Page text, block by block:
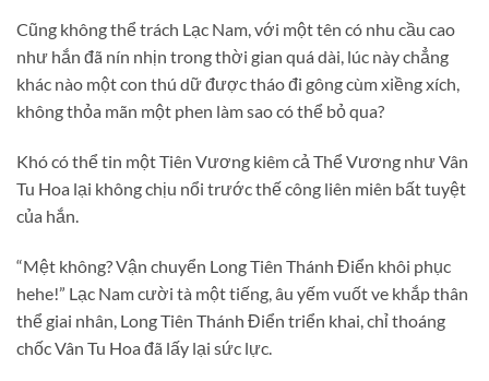
Cũng không thể trách Lạc Nam, với một tên có nhu cầu cao
như hắn đã nín nhịn trong thời gian quá dài, lúc này chẳng
khác nào một con thú dữ được tháo đi gông cùm xiềng xích,
không thỏa mãn một phen làm sao có thể bỏ qua?
Khó có thể tin một Tiên Vương kiêm cả Thể Vương như Vân
Tu Hoa lại không chịu nổi trước thế công liên miên bất tuyệt
của hắn.
“Mệt không? Vận chuyển Long Tiên Thánh Điển khôi phục
hehe!” Lạc Nam cười tà một tiếng, âu yếm vuốt ve khắp thân
thể giai nhân, Long Tiên Thánh Điển triển khai, chỉ thoáng
chốc Vân Tu Hoa đã lấy lại sức lực.